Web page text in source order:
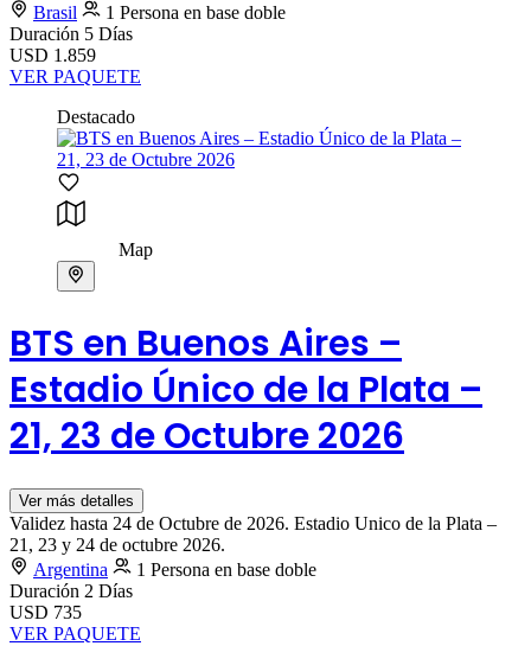
Brasil
1 Persona en base doble
Duración 5 Días
USD 1.859
VER PAQUETE
Destacado
Map
BTS en Buenos Aires –
Estadio Único de la Plata –
21, 23 de Octubre 2026
Ver más detalles
Validez hasta 24 de Octubre de 2026. Estadio Unico de la Plata –
21, 23 y 24 de octubre 2026.
Argentina
1 Persona en base doble
Duración 2 Días
USD 735
VER PAQUETE